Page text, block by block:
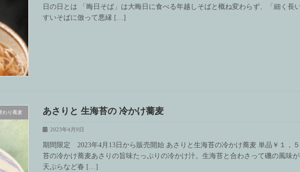
日の日とは 「晦日そば」は大晦日に食べる年越しそばと概ね変わらず、「細く長
すいそばに倣って悪縁 […]
わり蕎麦 あさりと 生海苔の 冷かけ蕎麦
2023年4月9日
期間限定 2023年4月13日から販売開始 あさりと生海苔の冷かけ蕎麦 単品￥１，
苔の冷かけ蕎麦あさりの旨味たっぷりの冷かけ汁。生海苔と合わさって磯の風味
天ぷらなど春 […]